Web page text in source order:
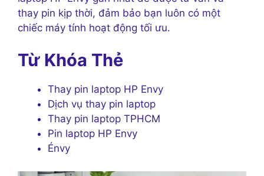
thay pin kịp thời, đảm bảo bạn luôn có một
chiếc máy tính hoạt động tối ưu.
Từ Khóa Thẻ
Thay pin laptop HP Envy
Dịch vụ thay pin laptop
Thay pin laptop TPHCM
Pin laptop HP Envy
Énvy